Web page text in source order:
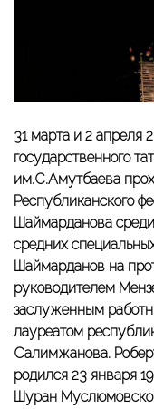
31 марта и 2 апреля
государственного
им.С.Амутбаева
Республиканского
Шаймарданова
средних
Шаймарданов на
руководителем
заслуженным
лауреатом
Салимжанова.
родился 23 января
Шуран